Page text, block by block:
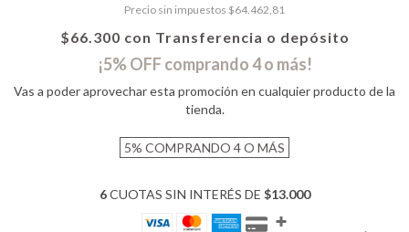
Precio sin impuestos $64.462,81
$66.300 con Transferencia o depósito
¡5% OFF comprando 4 o más!
Vas a poder aprovechar esta promoción en cualquier producto de la
tienda.
5% COMPRANDO 4 O MÁS
6CUOTAS SIN INTERÉS DE $13.000